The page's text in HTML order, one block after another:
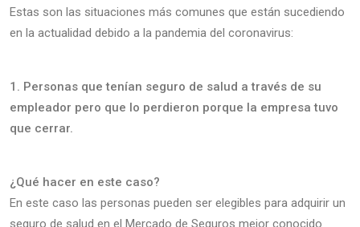
Estas son las situaciones más comunes que están sucediendo
en la actualidad debido a la pandemia del coronavirus:
1. Personas que tenían seguro de salud a través de su
empleador pero que lo perdieron porque la empresa tuvo
que cerrar.
¿Qué hacer en este caso?
En este caso las personas pueden ser elegibles para adquirir un
seguro de salud en el Mercado de Seguros mejor conocido